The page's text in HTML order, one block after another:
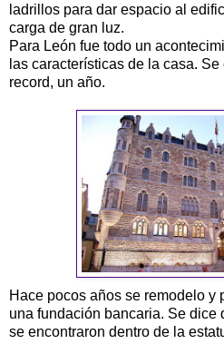
ladrillos para dar espacio al
carga de gran luz.
Para León fue todo un
las características de la casa.
record, un año.
Hace pocos años se remodelo y
una fundación bancaria. Se dice
se encontraron dentro de la